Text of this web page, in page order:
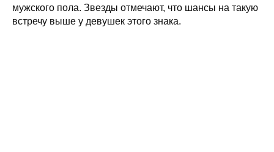
мужского пола. Звезды отмечают, что шансы на такую
встречу выше у девушек этого знака.